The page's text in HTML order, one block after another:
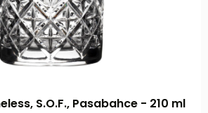
S.O.F., Pasabahce - 210 ml